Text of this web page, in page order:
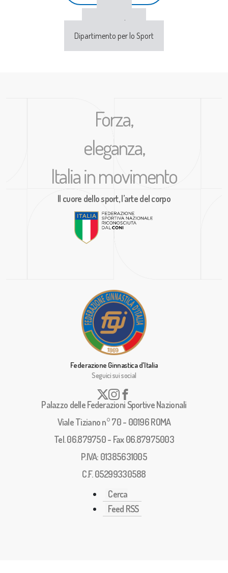
Sport e Salute
Dipartimento per lo Sport
Forza,
eleganza,
Italia in movimento
Il cuore dello sport, l’arte del corpo
Federazione Ginnastica d'Italia
Seguici sui social
Palazzo delle Federazioni Sportive Nazionali
Viale Tiziano n° 70 - 00196 ROMA
Tel. 06.879750 - Fax 06.87975003
P.IVA: 01385631005
C.F. 05299330588
Cerca
Feed RSS